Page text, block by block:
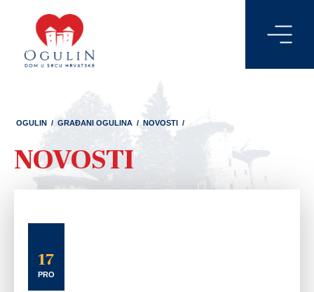
OGULIN / GRAĐANI OGULINA / NOVOSTI /
NOVOSTI
17
PRO